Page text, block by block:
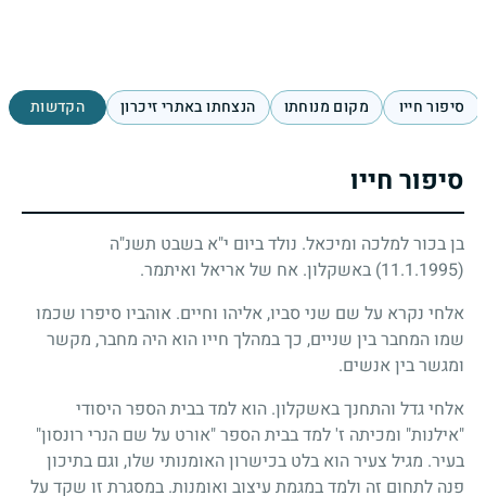
סיפור חייו מקום מנוחתו הנצחתו באתרי זיכרון הקדשות
סיפור חייו
בן בכור למלכה ומיכאל. נולד ביום י"א בשבט תשנ"ה
(11.1.1995)
באשקלון. אח של אריאל ואיתמר.
אלחי נקרא על שם שני סביו, אליהו וחיים. אוהביו סיפרו שכמו
שמו המחבר בין שניים, כך במהלך חייו הוא היה מחבר, מקשר
ומגשר בין אנשים.
אלחי גדל והתחנך באשקלון. הוא למד בבית הספר היסודי
"אילנות" ומכיתה ז' למד בבית הספר "אורט על שם הנרי רונסון"
בעיר. מגיל צעיר הוא בלט בכישרון האומנותי שלו, וגם בתיכון
פנה לתחום זה ולמד במגמת עיצוב ואומנות. במסגרת זו שקד על